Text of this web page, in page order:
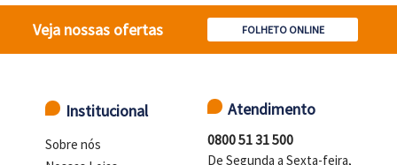
Veja nossas ofertas FOLHETO ONLINE
Institucional
Sobre nós
Atendimento
0800 51 31 500
De Segunda a Sexta-feira,